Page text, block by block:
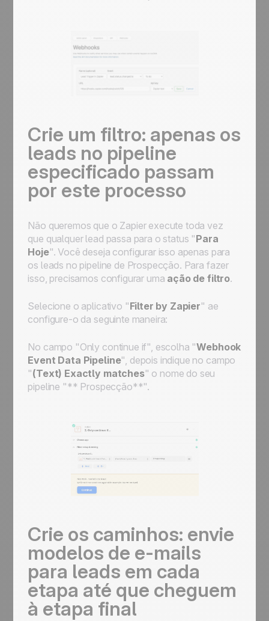
Crie um filtro: apenas os
leads no pipeline
especificado passam
por este processo
Não queremos que o Zapier execute toda vez
que qualquer lead passa para o status "Para
Hoje". Você deseja configurar isso apenas para
os leads no pipeline de Prospecção. Para fazer
isso, precisamos configurar uma ação de filtro.
Selecione o aplicativo "Filter by Zapier" ae
configure-o da seguinte maneira:
No campo "Only continue if", escolha "Webhook
Event Data Pipeline", depois indique no campo
"(Text) Exactly matches" o nome do seu
pipeline "** Prospecção**".
Crie os caminhos: envie
modelos de e-mails
para leads em cada
etapa até que cheguem
à etapa final